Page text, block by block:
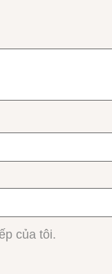
của tôi.